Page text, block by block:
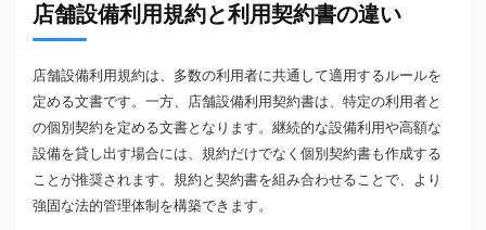
店舗設備利用規約と利用契約書の違い
店舗設備利用規約は、多数の利用者に共通して適用するルールを
定める文書です。一方、店舗設備利用契約書は、特定の利用者と
の個別契約を定める文書となります。継続的な設備利用や高額な
設備を貸し出す場合には、規約だけでなく個別契約書も作成する
ことが推奨されます。規約と契約書を組み合わせることで、より
強固な法的管理体制を構築できます。